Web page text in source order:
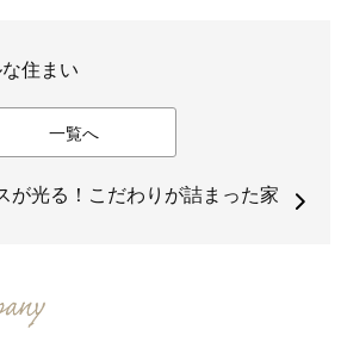
住まい
一覧へ
が光る！こだわりが詰まった家